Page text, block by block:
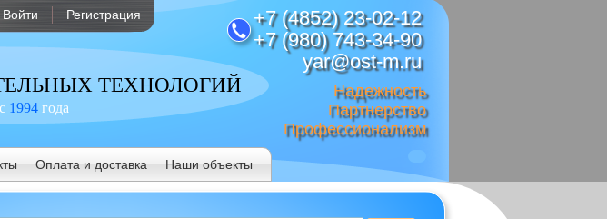
Войти Регистрация
ТЕХНОЛОГИЙ
1994года
+7 (4852) 23-02-12
+7 (980) 743-34-90
yar@ost-m.ru
Надежность
Партнерство
Профессионализм
Оплата и доставка Наши объекты